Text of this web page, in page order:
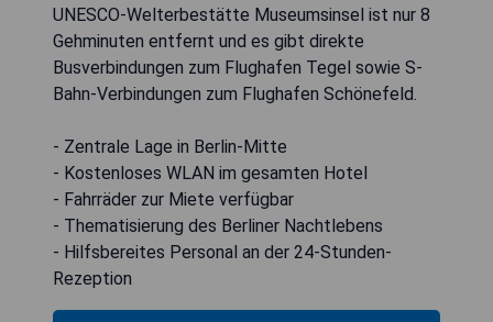
UNESCO-Welterbestätte Museumsinsel ist nur 8
Gehminuten entfernt und es gibt direkte
Busverbindungen zum Flughafen Tegel sowie S-
Bahn-Verbindungen zum Flughafen Schönefeld.
- Zentrale Lage in Berlin-Mitte
- Kostenloses WLAN im gesamten Hotel
- Fahrräder zur Miete verfügbar
- Thematisierung des Berliner Nachtlebens
- Hilfsbereites Personal an der 24-Stunden-
Rezeption